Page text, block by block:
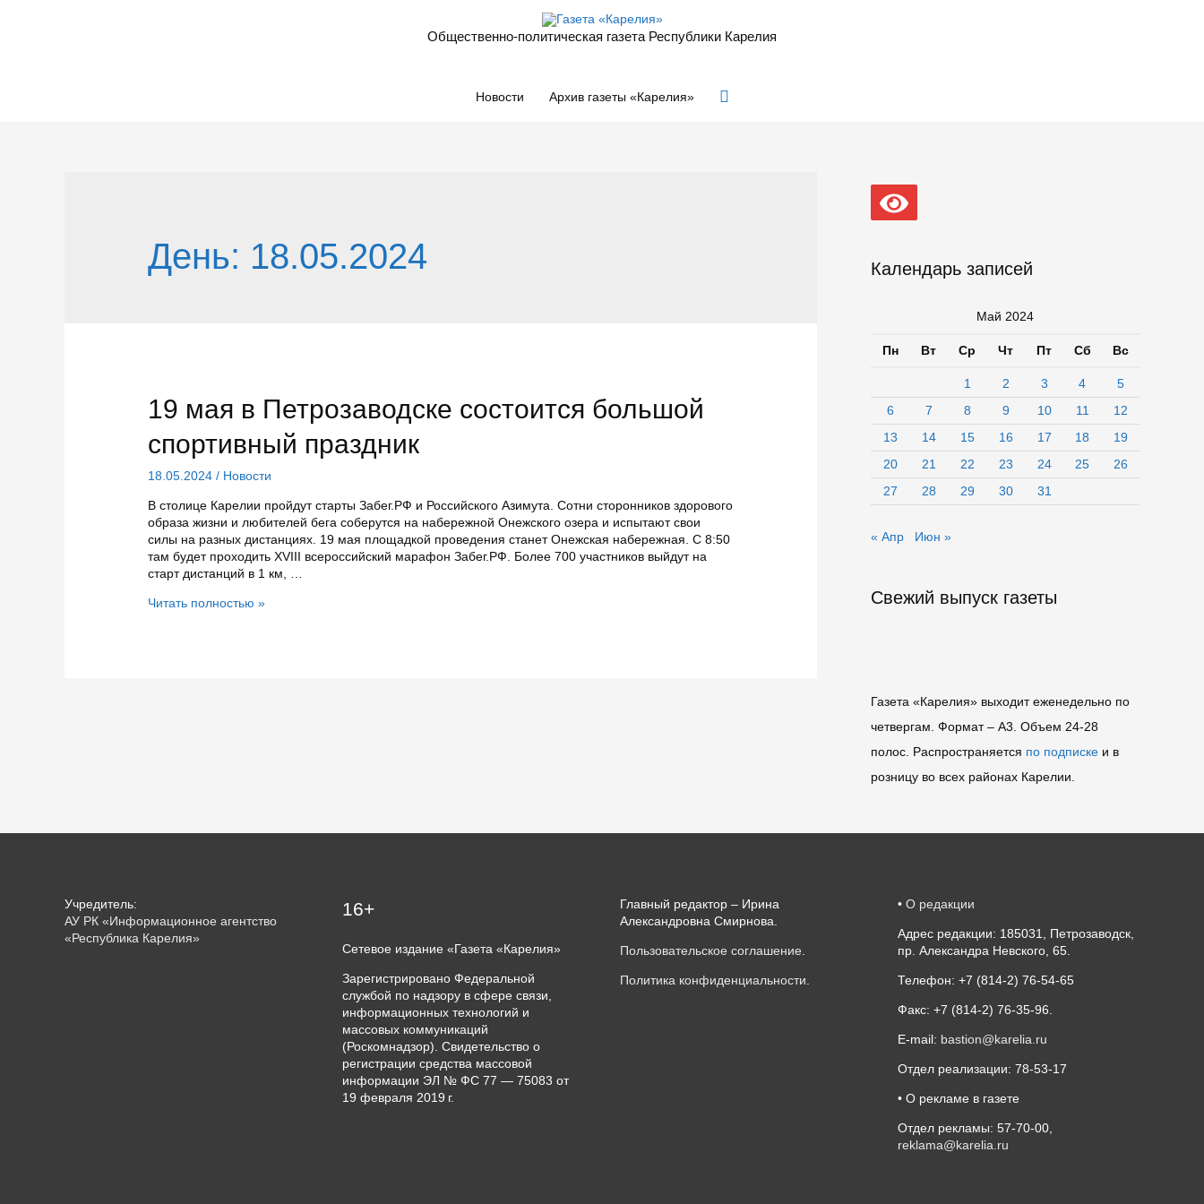
Общественно-политическая газета Республики Карелия
Новости Архив газеты «Карелия» Поиск
День: 18.05.2024
19 мая в Петрозаводске состоится большой
спортивный праздник
18.05.2024 / Новости
В столице Карелии пройдут старты Забег.РФ и Российского Азимута. Сотни сторонников здорового
образа жизни и любителей бега соберутся на набережной Онежского озера и испытают свои
силы на разных дистанциях. 19 мая площадкой проведения станет Онежская набережная. С 8:50
там будет проходить XVIII всероссийский марафон Забег.РФ. Более 700 участников выйдут на
старт дистанций в 1 км, …
19
Читать полностью »
Календарь записей
Май 2024
Пн Вт Ср Чт Пт Сб Вс
1 2 3 4
5
6
7 8 9 10 11
12
13
14 15 16 17 18
19
20
21 22 23 24 25
26
27
28 29 30 31
« Апр Июн »
Свежий выпуск газеты
Газета «Карелия» выходит еженедельно по
четвергам. Формат – A3. Объем 24-28
полос. Распространяется по подписке и в
розницу во всех районах Карелии.
Учредитель:
АУ РК «Информационное агентство
«Республика Карелия»
16+
Сетевое издание «Газета «Карелия»
Зарегистрировано Федеральной
службой по надзору в сфере связи,
информационных технологий и
массовых коммуникаций
(Роскомнадзор). Свидетельство о
регистрации средства массовой
информации ЭЛ № ФС 77 — 75083 от
19 февраля 2019 г.
Главный редактор – Ирина
Александровна Смирнова.
Пользовательское соглашение
Политика конфиденциальности
• О редакции
Адрес редакции: 185031, Петрозаводск,
пр. Александра Невского, 65.
Телефон: +7 (814-2) 76-54-65
Факс: +7 (814-2) 76-35-96.
E-mail: bastion@karelia.ru
Отдел реализации: 78-53-17
• О рекламе в газете
Отдел рекламы: 57-70-00,
reklama@karelia.ru